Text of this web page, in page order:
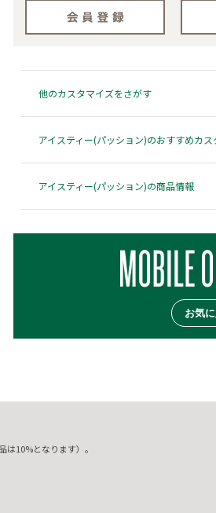
他のカスタマイズをさがす
アイスティー(パッション)のおすすめカス
アイスティー(パッション)の商品情報
お気
10%となります）。